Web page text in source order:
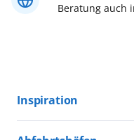
Beratung auch
Inspiration
Aktivurlaub mit AIDA